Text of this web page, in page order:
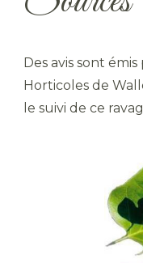
Des avis sont émis
Horticoles de
le suivi de ce